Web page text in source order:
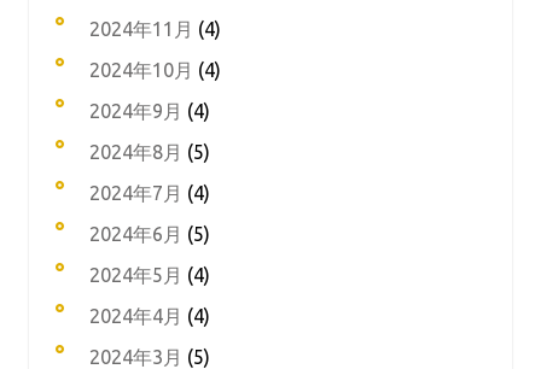
2024年11月 (4)
2024年10月 (4)
2024年9月 (4)
2024年8月 (5)
2024年7月 (4)
2024年6月 (5)
2024年5月 (4)
2024年4月 (4)
2024年3月 (5)